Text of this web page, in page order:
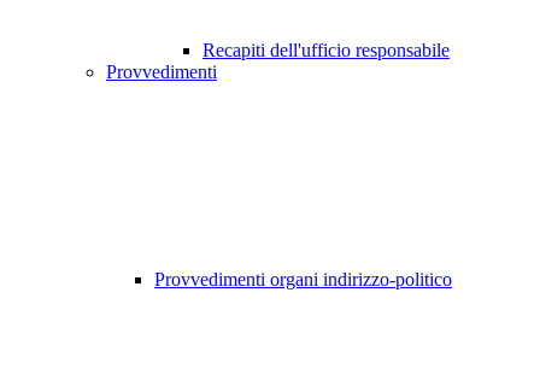
Recapiti dell'ufficio responsabile
Provvedimenti
Provvedimenti organi indirizzo-politico